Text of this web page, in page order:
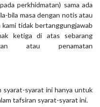
perkhidmatan) sama ada
bila masa dengan notis atau
tidak bertanggungjawab
ketiga di atas sebarang
atau penamatan
syarat-syarat ini hanya untuk
tafsiran syarat-syarat ini.